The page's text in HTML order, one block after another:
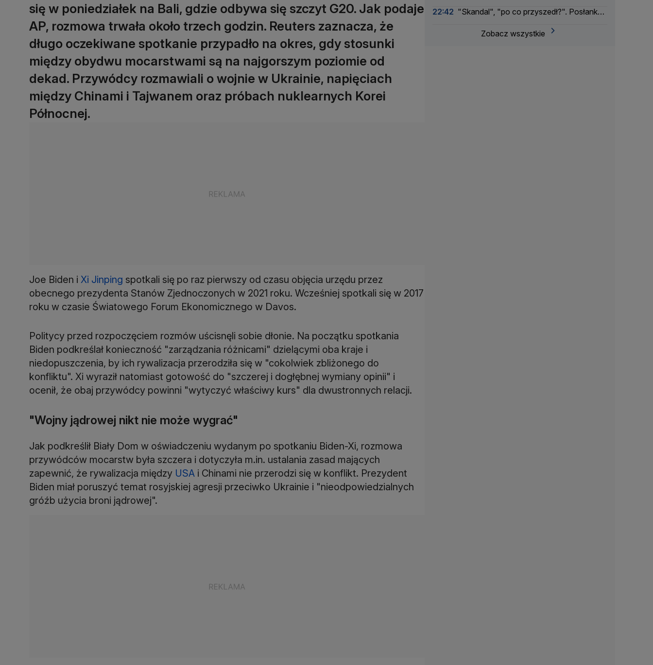
się w poniedziałek na Bali, gdzie odbywa się szczyt G20. Jak podaje
AP, rozmowa trwała około trzech godzin. Reuters zaznacza, że
długo oczekiwane spotkanie przypadło na okres, gdy stosunki
między obydwu mocarstwami są na najgorszym poziomie od
dekad. Przywódcy rozmawiali o wojnie w Ukrainie, napięciach
między Chinami i Tajwanem oraz próbach nuklearnych Korei
Północnej.
Joe Biden i Xi Jinping spotkali się po raz pierwszy od czasu objęcia urzędu przez
obecnego prezydenta Stanów Zjednoczonych w 2021 roku. Wcześniej spotkali się w 2017
roku w czasie Światowego Forum Ekonomicznego w Davos.
Politycy przed rozpoczęciem rozmów uścisnęli sobie dłonie. Na początku spotkania
Biden podkreślał konieczność "zarządzania różnicami" dzielącymi oba kraje i
niedopuszczenia, by ich rywalizacja przerodziła się w "cokolwiek zbliżonego do
konfliktu". Xi wyraził natomiast gotowość do "szczerej i dogłębnej wymiany opinii" i
ocenił, że obaj przywódcy powinni "wytyczyć właściwy kurs" dla dwustronnych relacji.
"Wojny jądrowej nikt nie może wygrać"
Jak podkreślił Biały Dom w oświadczeniu wydanym po spotkaniu Biden-Xi, rozmowa
przywódców mocarstw była szczera i dotyczyła m.in. ustalania zasad mających
zapewnić, że rywalizacja między USA i Chinami nie przerodzi się w konflikt. Prezydent
Biden miał poruszyć temat rosyjskiej agresji przeciwko Ukrainie i "nieodpowiedzialnych
gróźb użycia broni jądrowej".
Wojskowa
22:42 "Skandal", "po co przyszedł?". Posłanka
Zobacz wszystkie